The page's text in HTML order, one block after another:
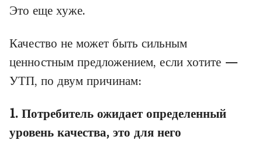
Это еще хуже.
Качество не может быть сильным
ценностным предложением, если хотите —
УТП, по двум причинам:
1. Потребитель ожидает определенный
уровень качества, это для него